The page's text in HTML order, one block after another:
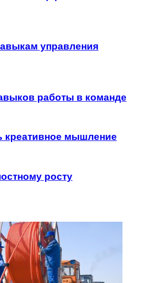
управления
работы в команде
креативное мышление
росту